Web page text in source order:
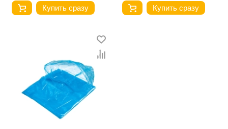
Купить сразу Купить сразу